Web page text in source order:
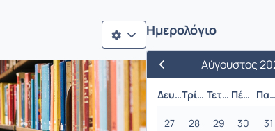
Ημερολόγιο
Προηγούμενος Μήνας
Αύγουστος
Δευτέρα
Τρίτη Τετάρτη Πέμπτη Παρασκευή
27 28 29 30 31